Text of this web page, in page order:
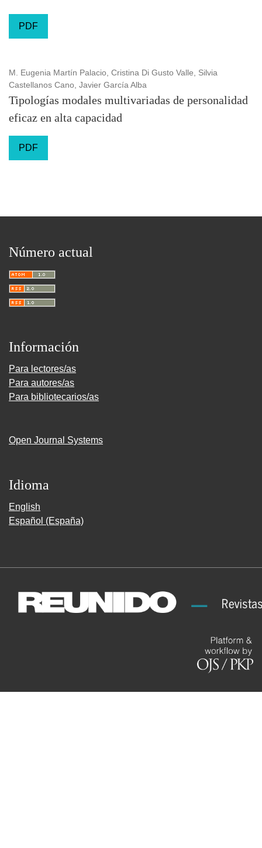
PDF
M. Eugenia Martín Palacio, Cristina Di Gusto Valle, Silvia
Castellanos Cano, Javier García Alba
Tipologías modales multivariadas de personalidad
eficaz en alta capacidad
PDF
Número actual
Información
Para lectores/as
Para autores/as
Para bibliotecarios/as
Open Journal Systems
Idioma
English
Español (España)